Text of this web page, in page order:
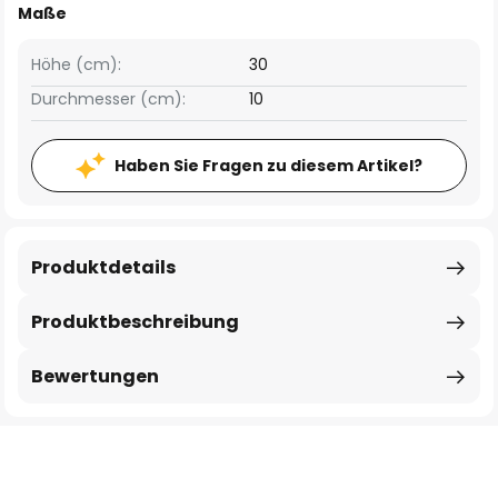
Maße
Höhe (cm):
30
Durchmesser (cm):
10
Haben Sie Fragen zu diesem Artikel?
Produktbeschreibung
Produktdetails
Bewertungen